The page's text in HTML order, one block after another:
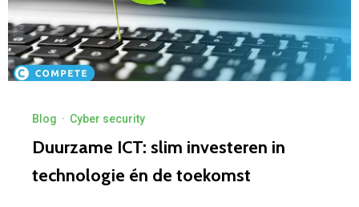
Blog · Cyber security
Duurzame ICT: slim investeren in
technologie én de toekomst